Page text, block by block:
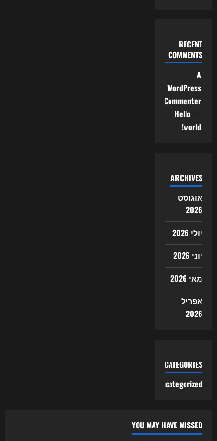
RECENT
COMMENTS
A
WordPress
Commenter
Hello
world!
ARCHIVES
אוגוסט
2026
יולי 2026
יוני 2026
מאי 2026
אפריל
2026
CATEGORIES
Uncategorized
YOU MAY HAVE MISSED